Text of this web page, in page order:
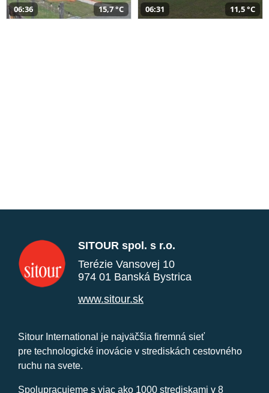
06:36 15,7 °C 06:31 11,5 °C
SITOUR spol. s r.o.
Terézie Vansovej 10
974 01 Banská Bystrica
www.sitour.sk
Sitour International je najväčšia firemná sieť
pre technologické inovácie v strediskách cestovného
ruchu na svete.
Spolupracujeme s viac ako 1000 strediskami v 8